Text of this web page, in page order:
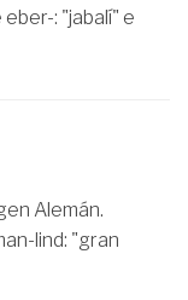
: "jabalí" e
Alemán.
lind: "gran